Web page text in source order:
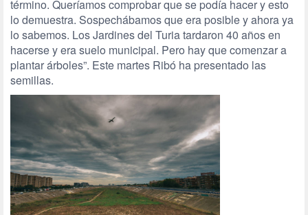
término. Queríamos comprobar que se podía hacer y esto
lo demuestra. Sospechábamos que era posible y ahora ya
lo sabemos. Los Jardines del Turia tardaron 40 años en
hacerse y era suelo municipal. Pero hay que comenzar a
plantar árboles”. Este martes Ribó ha presentado las
semillas.